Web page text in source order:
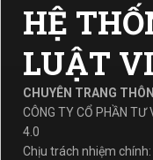
HỆ
LUẬT
CHUYÊN TRANG
CÔNG TY CỔ PHẦN TƯ
4.0
Chịu trách nhiệm